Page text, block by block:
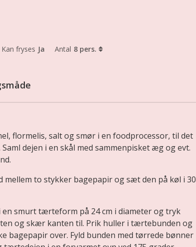
Kan fryses Ja Antal 8 pers.
flormelis, salt og smør i en foodprocessor, til det
dejen i en skål med sammenpisket æg og evt.
mellem to stykker bagepapir og sæt den på køl i 30
en smurt tærteform på 24 cm i diameter og tryk
og skær kanten til. Prik huller i tærtebunden og
bagepapir over. Fyld bunden med tørrede bønner